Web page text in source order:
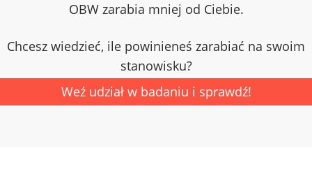
OBW zarabia mniej od Ciebie.
Chcesz wiedzieć, ile powinieneś zarabiać na swoim
stanowisku?
Weź udział w badaniu i sprawdź!